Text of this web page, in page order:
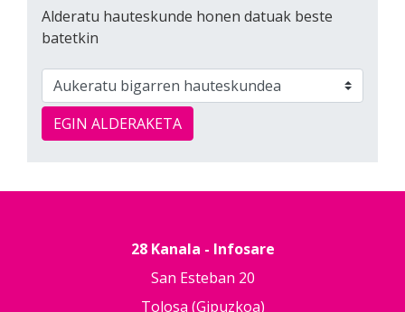
Alderatu hauteskunde honen datuak beste
batetkin
EGIN ALDERAKETA
28 Kanala - Infosare
San Esteban 20
Tolosa (Gipuzkoa)